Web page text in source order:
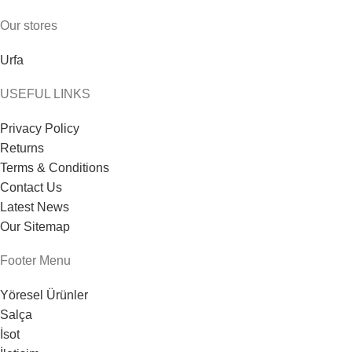
Our stores
Urfa
USEFUL LINKS
Privacy Policy
Returns
Terms & Conditions
Contact Us
Latest News
Our Sitemap
Footer Menu
Yöresel Ürünler
Salça
İsot